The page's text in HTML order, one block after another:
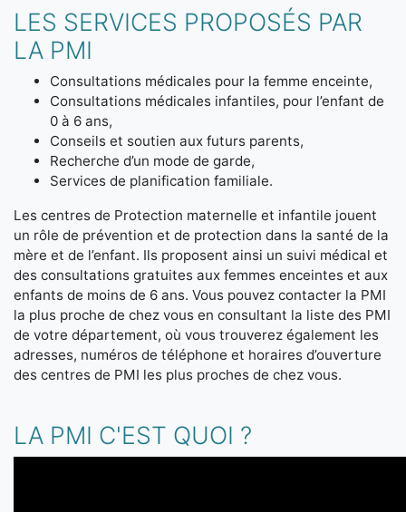
LES SERVICES PROPOSÉS PAR
LA PMI
Consultations médicales pour la femme enceinte,
Consultations médicales infantiles, pour l’enfant de
0 à 6 ans,
Conseils et soutien aux futurs parents,
Recherche d’un mode de garde,
Services de planification familiale.
Les centres de Protection maternelle et infantile jouent
un rôle de prévention et de protection dans la santé de la
mère et de l’enfant. Ils proposent ainsi un suivi médical et
des consultations gratuites aux femmes enceintes et aux
enfants de moins de 6 ans. Vous pouvez contacter la PMI
la plus proche de chez vous en consultant la liste des PMI
de votre département, où vous trouverez également les
adresses, numéros de téléphone et horaires d’ouverture
des centres de PMI les plus proches de chez vous.
LA PMI C'EST QUOI ?